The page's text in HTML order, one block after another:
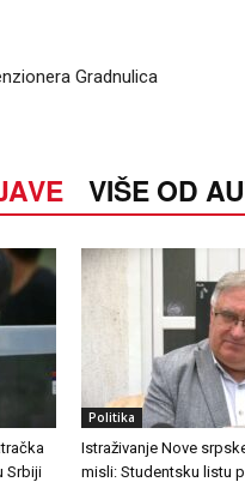
Gradnulica
VIŠE OD
Srbiji
Politika
Istraživanje Nove
misli: Studentsku listu